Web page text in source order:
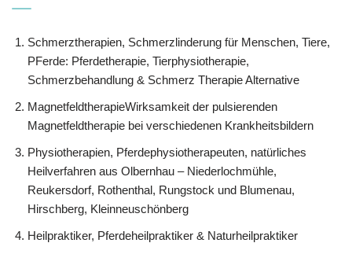
Schmerztherapien, Schmerzlinderung für Menschen, Tiere,
PFerde: Pferdetherapie, Tierphysiotherapie,
Schmerzbehandlung & Schmerz Therapie Alternative
MagnetfeldtherapieWirksamkeit der pulsierenden
Magnetfeldtherapie bei verschiedenen Krankheitsbildern
Physiotherapien, Pferdephysiotherapeuten, natürliches
Heilverfahren aus Olbernhau – Niederlochmühle,
Reukersdorf, Rothenthal, Rungstock und Blumenau,
Hirschberg, Kleinneuschönberg
Heilpraktiker, Pferdeheilpraktiker & Naturheilpraktiker